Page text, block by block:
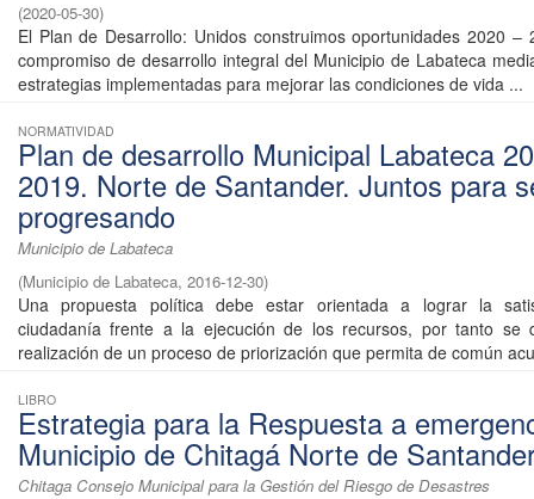
(2020-05-30)
El Plan de Desarrollo: Unidos construimos oportunidades 2020 –
compromiso de desarrollo integral del Municipio de Labateca
estrategias implementadas para mejorar las condiciones de vida ...
NORMATIVIDAD
Plan de desarrollo Municipal Labateca
2019. Norte de Santander. Juntos para
progresando
Municipio de Labateca
(Municipio de Labateca, 2016-12-30)
Una propuesta política debe estar orientada a lograr la
ciudadanía frente a la ejecución de los recursos, por tanto se
realización de un proceso de priorización que permita de común
LIBRO
Estrategia para la Respuesta a
Municipio de Chitagá Norte de
Chitaga Consejo Municipal para la Gestión del Riesgo de Desastres